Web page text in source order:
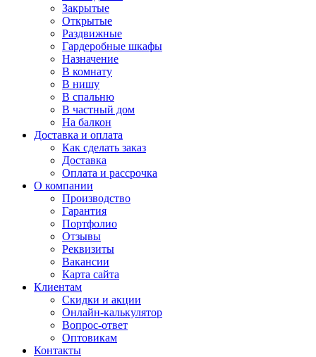
Закрытые
Открытые
Раздвижные
Гардеробные шкафы
Назначение
В комнату
В нишу
В спальню
В частный дом
На балкон
Доставка и оплата
Как сделать заказ
Доставка
Оплата и рассрочка
О компании
Производство
Гарантия
Портфолио
Отзывы
Реквизиты
Вакансии
Карта сайта
Клиентам
Скидки и акции
Онлайн-калькулятор
Вопрос-ответ
Оптовикам
Контакты